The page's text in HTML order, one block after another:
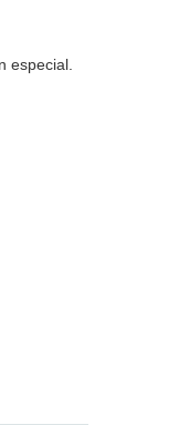
especial.